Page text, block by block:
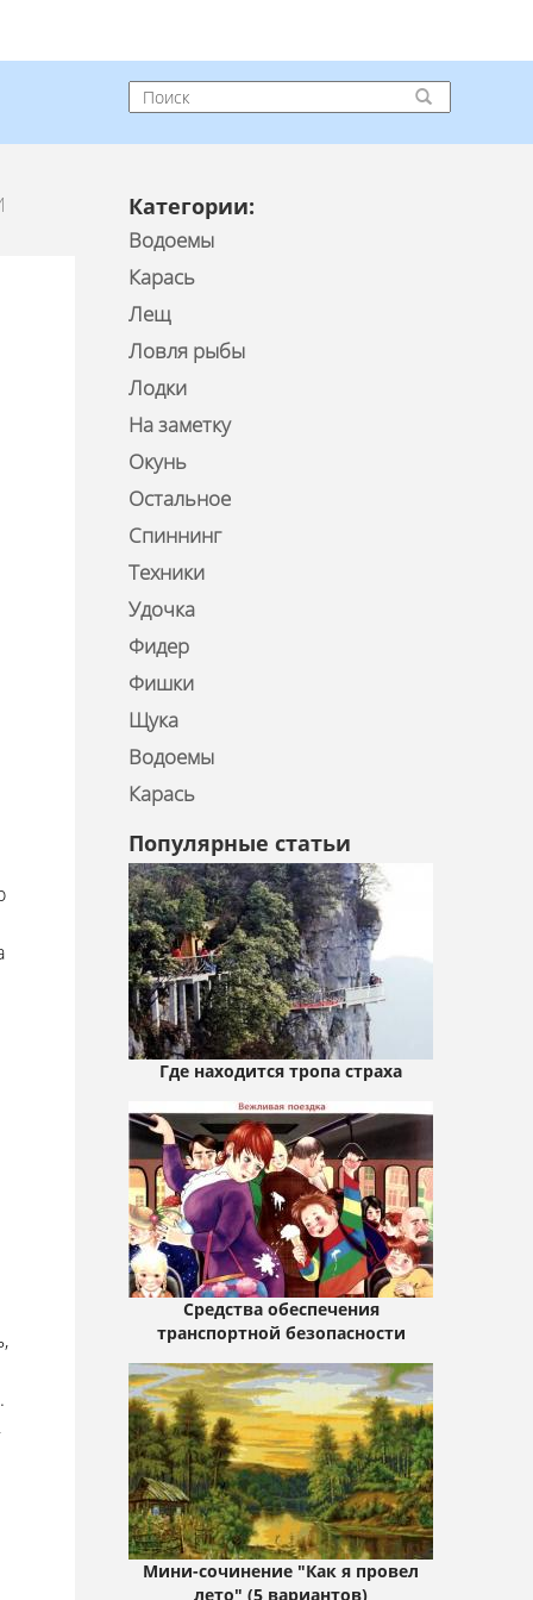
Категории:
Водоемы
Карась
Лещ
Ловля рыбы
Лодки
На заметку
Окунь
Остальное
Спиннинг
Техники
Удочка
Фидер
Фишки
Щука
Водоемы
Карась
Популярные статьи
Где находится тропа страха
Средства обеспечения
транспортной безопасности
Мини-сочинение "Как я провел
лето" (5 вариантов)